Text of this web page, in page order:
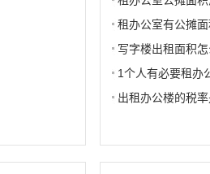
租办公室有公摊
写字楼出租面积
1个人有必要租办
出租办公楼的税